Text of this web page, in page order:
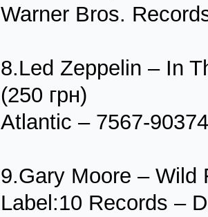
Warner Bros.
8.Led Zeppelin – In
(250 грн)
Atlantic – 7567-
9.Gary Moore – Wild
Label:10 Records –